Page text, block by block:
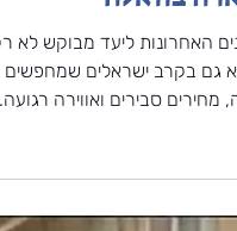
2 דקות
בפראג - דור
בוואלה